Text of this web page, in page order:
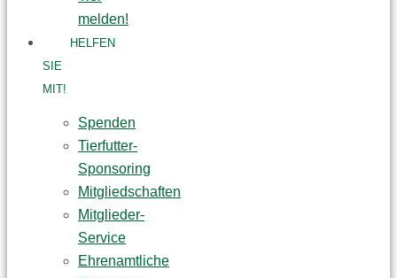
melden!
HELFEN
SIE
MIT!
Spenden
Tierfutter-
Sponsoring
Mitgliedschaften
Mitglieder-
Service
Ehrenamtliche